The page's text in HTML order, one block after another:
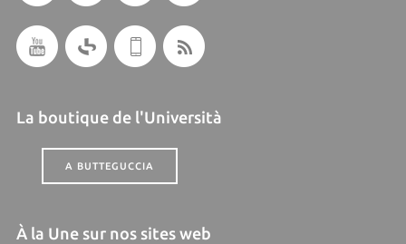
La boutique de l'Università
A BUTTEGUCCIA
À la Une sur nos sites web